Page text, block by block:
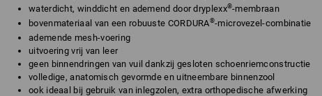
waterdicht, winddicht en ademend door dryplexx®-membraan
bovenmateriaal van een robuuste CORDURA®-microvezel-combinatie
ademende mesh-voering
uitvoering vrij van leer
geen binnendringen van vuil dankzij gesloten schoenriemconstructie
volledige, anatomisch gevormde en uitneembare binnenzool
ook ideaal bij gebruik van inlegzolen, extra orthopedische afwerking